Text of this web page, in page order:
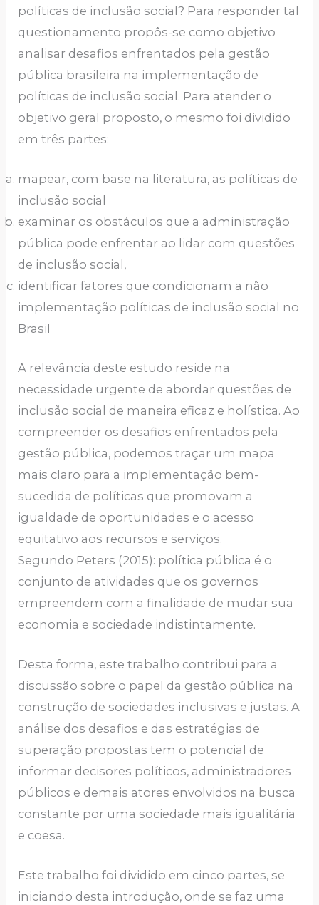
políticas de inclusão social? Para responder tal
questionamento propôs-se como objetivo
analisar desafios enfrentados pela gestão
pública brasileira na implementação de
políticas de inclusão social. Para atender o
objetivo geral proposto, o mesmo foi dividido
em três partes:
mapear, com base na literatura, as políticas de
inclusão social
examinar os obstáculos que a administração
pública pode enfrentar ao lidar com questões
de inclusão social,
identificar fatores que condicionam a não
implementação políticas de inclusão social no
Brasil
A relevância deste estudo reside na
necessidade urgente de abordar questões de
inclusão social de maneira eficaz e holística. Ao
compreender os desafios enfrentados pela
gestão pública, podemos traçar um mapa
mais claro para a implementação bem-
sucedida de políticas que promovam a
igualdade de oportunidades e o acesso
equitativo aos recursos e serviços.
Segundo Peters (2015): política pública é o
conjunto de atividades que os governos
empreendem com a finalidade de mudar sua
economia e sociedade indistintamente.
Desta forma, este trabalho contribui para a
discussão sobre o papel da gestão pública na
construção de sociedades inclusivas e justas. A
análise dos desafios e das estratégias de
superação propostas tem o potencial de
informar decisores políticos, administradores
públicos e demais atores envolvidos na busca
constante por uma sociedade mais igualitária
e coesa.
Este trabalho foi dividido em cinco partes, se
iniciando desta introdução, onde se faz uma